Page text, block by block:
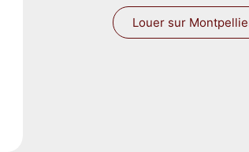
Louer sur